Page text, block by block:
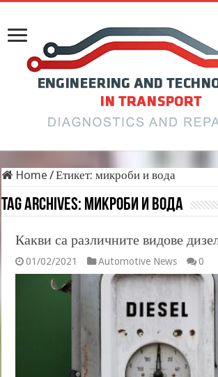
Home /Етикет:микроби и вода
Tag Archives: микроби и вода
Какви са различните видове
01/02/2021 Automotive News 0